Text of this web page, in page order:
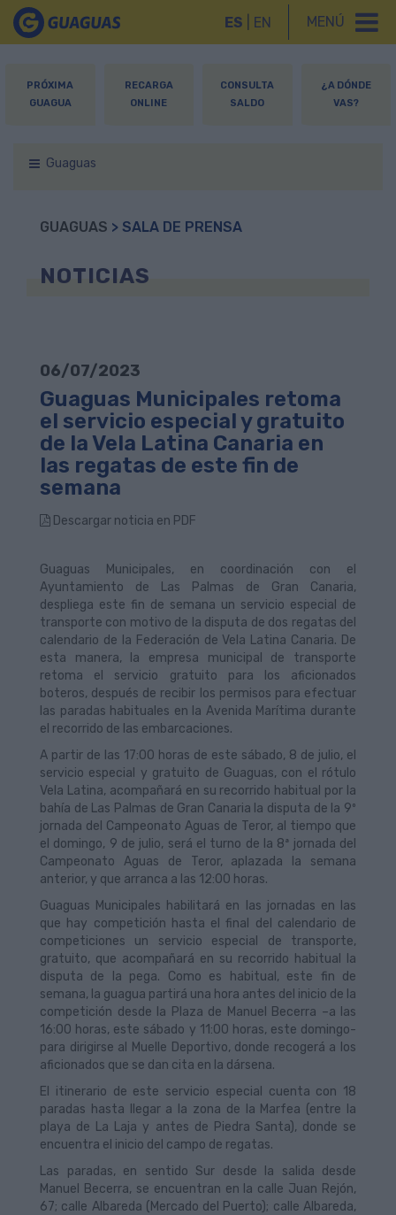
MENÚ
ES EN
PRÓXIMA
GUAGUA
RECARGA
ONLINE
CONSULTA
SALDO
¿A DÓNDE
VAS?
Guaguas
GUAGUAS > SALA DE PRENSA
NOTICIAS
06/07/2023
Guaguas Municipales retoma
el servicio especial y gratuito
de la Vela Latina Canaria en
las regatas de este fin de
semana
Descargar noticia en PDF
Guaguas Municipales, en coordinación con el
Ayuntamiento de Las Palmas de Gran Canaria,
despliega este fin de semana un servicio especial de
transporte con motivo de la disputa de dos regatas del
calendario de la Federación de Vela Latina Canaria. De
esta manera, la empresa municipal de transporte
retoma el servicio gratuito para los aficionados
boteros, después de recibir los permisos para efectuar
las paradas habituales en la Avenida Marítima durante
el recorrido de las embarcaciones.
A partir de las 17:00 horas de este sábado, 8 de julio, el
servicio especial y gratuito de Guaguas, con el rótulo
Vela Latina, acompañará en su recorrido habitual por la
bahía de Las Palmas de Gran Canaria la disputa de la 9º
jornada del Campeonato Aguas de Teror, al tiempo que
el domingo, 9 de julio, será el turno de la 8ª jornada del
Campeonato Aguas de Teror, aplazada la semana
anterior, y que arranca a las 12:00 horas.
Guaguas Municipales habilitará en las jornadas en las
que hay competición hasta el final del calendario de
competiciones un servicio especial de transporte,
gratuito, que acompañará en su recorrido habitual la
disputa de la pega. Como es habitual, este fin de
semana, la guagua partirá una hora antes del inicio de la
competición desde la Plaza de Manuel Becerra –a las
16:00 horas, este sábado y 11:00 horas, este domingo-
para dirigirse al Muelle Deportivo, donde recogerá a los
aficionados que se dan cita en la dársena.
El itinerario de este servicio especial cuenta con 18
paradas hasta llegar a la zona de la Marfea (entre la
playa de La Laja y antes de Piedra Santa), donde se
encuentra el inicio del campo de regatas.
Las paradas, en sentido Sur desde la salida desde
Manuel Becerra, se encuentran en la calle Juan Rejón,
67; calle Albareda (Mercado del Puerto); calle Albareda,